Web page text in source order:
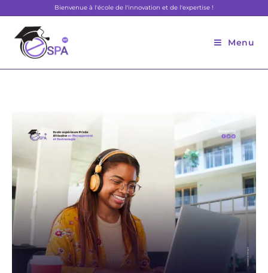
Bienvenue à l'école de l'innovation et de l'expertise !
Menu